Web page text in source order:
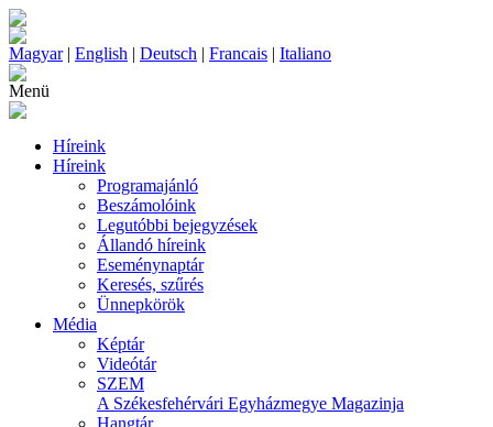
Magyar| English | Deutsch | Francais | Italiano
Menü
Híreink
Híreink
Programajánló
Beszámolóink
Legutóbbi bejegyzések
Állandó híreink
Eseménynaptár
Keresés, szűrés
Ünnepkörök
Média
Képtár
Videótár
SZEM
A Székesfehérvári Egyházmegye Magazinja
Hangtár